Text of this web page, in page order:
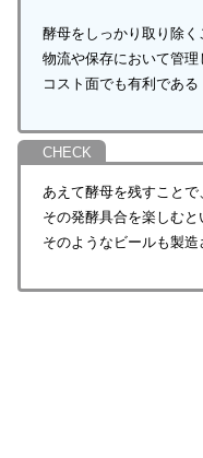
酵母をしっかり取り除く
物流や保存において管理
コスト面でも有利である
あえて酵母を残すことで、
その発酵具合を楽しむと
そのようなビールも製造